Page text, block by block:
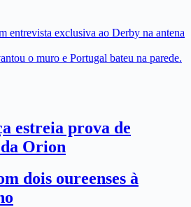
entrevista exclusiva ao Derby na antena
o muro e Portugal bateu na parede.
estreia prova de
Orion
dois oureenses à